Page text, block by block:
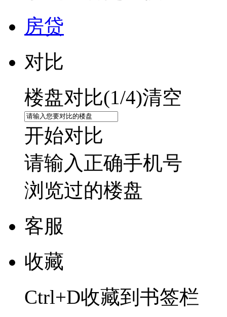
房贷
对比
楼盘对比(1/4)清空
开始对比
请输入正确手机号
浏览过的楼盘
客服
收藏
Ctrl+D收藏到书签栏